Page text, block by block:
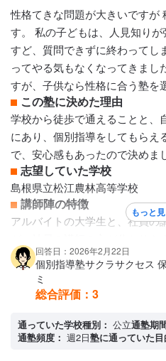
この塾のカリキュラムは、生徒
わせて柔軟に設計されている
着から応用力の養成まで段階
り、無理なく学力を伸ばすこ
ト対策や受験対策も充実してお
るため、目標達成に向けて効率
た。
保護者への連絡手段
電話連絡 / メール連絡
アクセス・周りの環境
周囲の環境は学校にも近くよか
教えてくれる。テスト期間中に
スト期間外は予習をしていく
ると思う。
保護者への連絡手段
電話連絡 / メール連絡 / LINE連
アクセス・周りの環境
良いと思う
性格てきな問題が大きいですが
す。 私の子どもは、人見知り
すど、質問できずに終わってし
ってやる気もなくなってきまし
すが、子供なら性格に合う塾を
この塾に決めた理由
学校から徒歩で通えることと、
にあり、個別指導をしてもらえ
で、安心感もあったので決めま
志望していた学校
島根県立松江農林高等学校
講師陣の特徴
アルバイトの大学生と、社員の
うな気がします。 相性もあるの
れるとやる気も出ていましたが
になる時もありました。 自分
カリキュラムについて
通っている学校の教科書に沿っ
もっと
回答日：2026年2月22日
個別指導塾サクラサクセス
ミ
総合評価： 3
通っていた学校種別： 公立通塾期
通塾頻度： 週2日塾に通っていた目